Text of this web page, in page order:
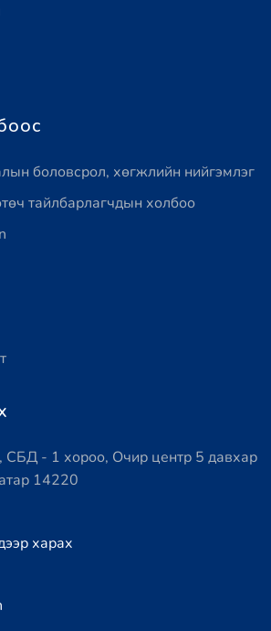
боловсрол, хөгжлийн нийгэмлэг
тайлбарлагчдын холбоо
- 1 хороо, Очир центр 5 давхар
14220
харах